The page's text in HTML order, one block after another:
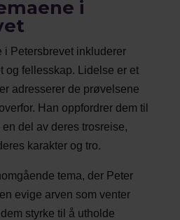
i
i Petersbrevet inkluderer
og fellesskap. Lidelse er et
adresserer de prøvelsene
Han oppfordrer dem til
del av deres trosreise,
karakter og tro.
tema, der Peter
evige arven som venter
styrke til å utholde